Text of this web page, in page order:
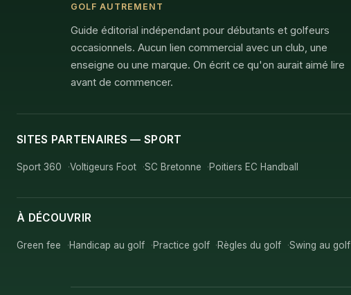
GOLF AUTREMENT
Guide éditorial indépendant pour débutants et golfeurs
occasionnels. Aucun lien commercial avec un club, une
enseigne ou une marque. On écrit ce qu'on aurait aimé lire
avant de commencer.
SITES PARTENAIRES — SPORT
Sport 360 Voltigeurs Foot SC Bretonne Poitiers EC Handball
À DÉCOUVRIR
Green fee Handicap au golf Practice golf Règles du golf Swing au golf